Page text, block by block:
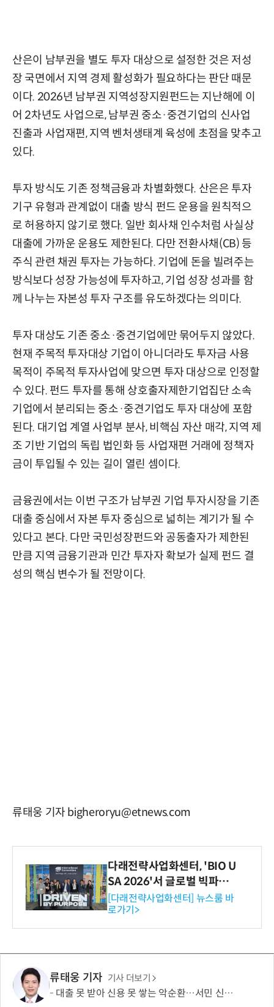
산은이 남부권을 별도 투자 대상으로 설정한 것은 저성
장 국면에서 지역 경제 활성화가 필요하다는 판단 때문
이다. 2026년 남부권 지역성장지원펀드는 지난해에 이
어 2차년도 사업으로, 남부권 중소·중견기업의 신사업
진출과 사업재편, 지역 벤처생태계 육성에 초점을 맞추고
있다.
투자 방식도 기존 정책금융과 차별화했다. 산은은 투자
기구 유형과 관계없이 대출 방식 펀드 운용을 원칙적으
로 허용하지 않기로 했다. 일반 회사채 인수처럼 사실상
대출에 가까운 운용도 제한된다. 다만 전환사채(CB) 등
주식 관련 채권 투자는 가능하다. 기업에 돈을 빌려주는
방식보다 성장 가능성에 투자하고, 기업 성장 성과를 함
께 나누는 자본성 투자 구조를 유도하겠다는 의미다.
투자 대상도 기존 중소·중견기업에만 묶어두지 않았다.
현재 주목적 투자대상 기업이 아니더라도 투자금 사용
목적이 주목적 투자사업에 맞으면 투자 대상으로 인정할
수 있다. 펀드 투자를 통해 상호출자제한기업집단 소속
기업에서 분리되는 중소·중견기업도 투자 대상에 포함
된다. 대기업 계열 사업부 분사, 비핵심 자산 매각, 지역 제
조 기반 기업의 독립 법인화 등 사업재편 거래에 정책자
금이 투입될 수 있는 길이 열린 셈이다.
금융권에서는 이번 구조가 남부권 기업 투자시장을 기존
대출 중심에서 자본 투자 중심으로 넓히는 계기가 될 수
있다고 본다. 다만 국민성장펀드와 공동출자가 제한된
만큼 지역 금융기관과 민간 투자자 확보가 실제 펀드 결
성의 핵심 변수가 될 전망이다.
류태웅 기자 bigheroryu@etnews.com
다래전략사업화센터, 'BIO U
SA 2026'서 글로벌 빅파마
와의 비즈니스 미팅 지원…K
-바이오 해외 진출 교두보 확
보
[다래전략사업화센터] 뉴스룸 바
로가기>
류태웅 기자 기사 더보기
대출 못 받아 신용 못 쌓는 악순환…서민 신용평가 사각지대 메운다